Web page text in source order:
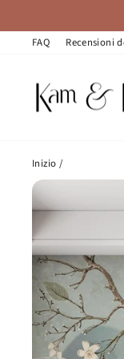
FAQ
Recensioni
Inizio /